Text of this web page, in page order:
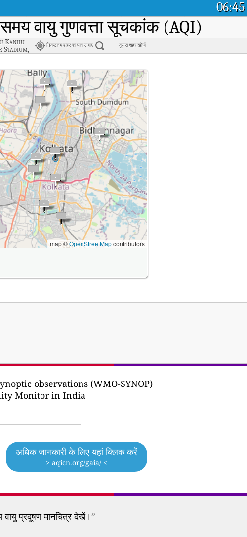
06:45
वायु गुणवत्ता सूचकांक (AQI)
Kanhu
Stadium,
निकटतम शहर का पता लगाएं दूसरा शहर खोजें
map ©OpenStreetMapcontributors
observations (WMO-SYNOP)
Monitor in India
अधिक जानकारी के लिए यहां क्लिक करें
> aqicn.org/gaia/ <
प्रदूषण मानचित्र देखें।”